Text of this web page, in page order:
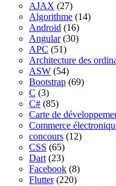
AJAX (27)
Algorithme (14)
Android (16)
Angular(30)
APC (51)
Architecture des
ASW (54)
Bootstrap (69)
C (3)
C# (85)
Carte de
Commerce
concours (12)
CSS (65)
Dart (23)
Facebook (8)
Flutter(220)